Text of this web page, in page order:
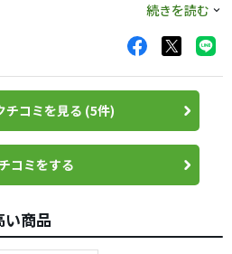
ほとんどスピンがかかっていな
なし。
続きを読む
チコミを見る (5件)
コミをする
い商品